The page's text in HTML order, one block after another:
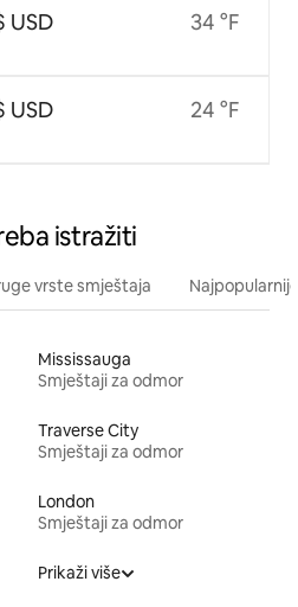
USD
USD
34 °F
24 °F
istražiti
vrste smještaja
Mississauga
Smještaji za odmor
Traverse City
Smještaji za odmor
London
Smještaji za odmor
Prikaži više